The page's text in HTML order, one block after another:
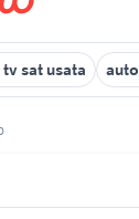
sat usata